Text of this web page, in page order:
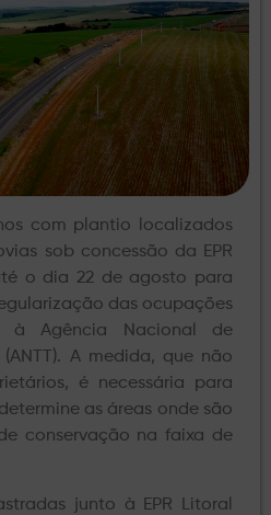
com plantio localizados
sob concessão da EPR
o dia 22 de agosto para
das ocupações
à Agência Nacional de
(ANTT). A medida, que não
é necessária para
as áreas onde são
conservação na faixa de
junto à EPR Litoral